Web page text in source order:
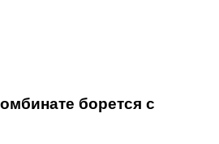
борется с